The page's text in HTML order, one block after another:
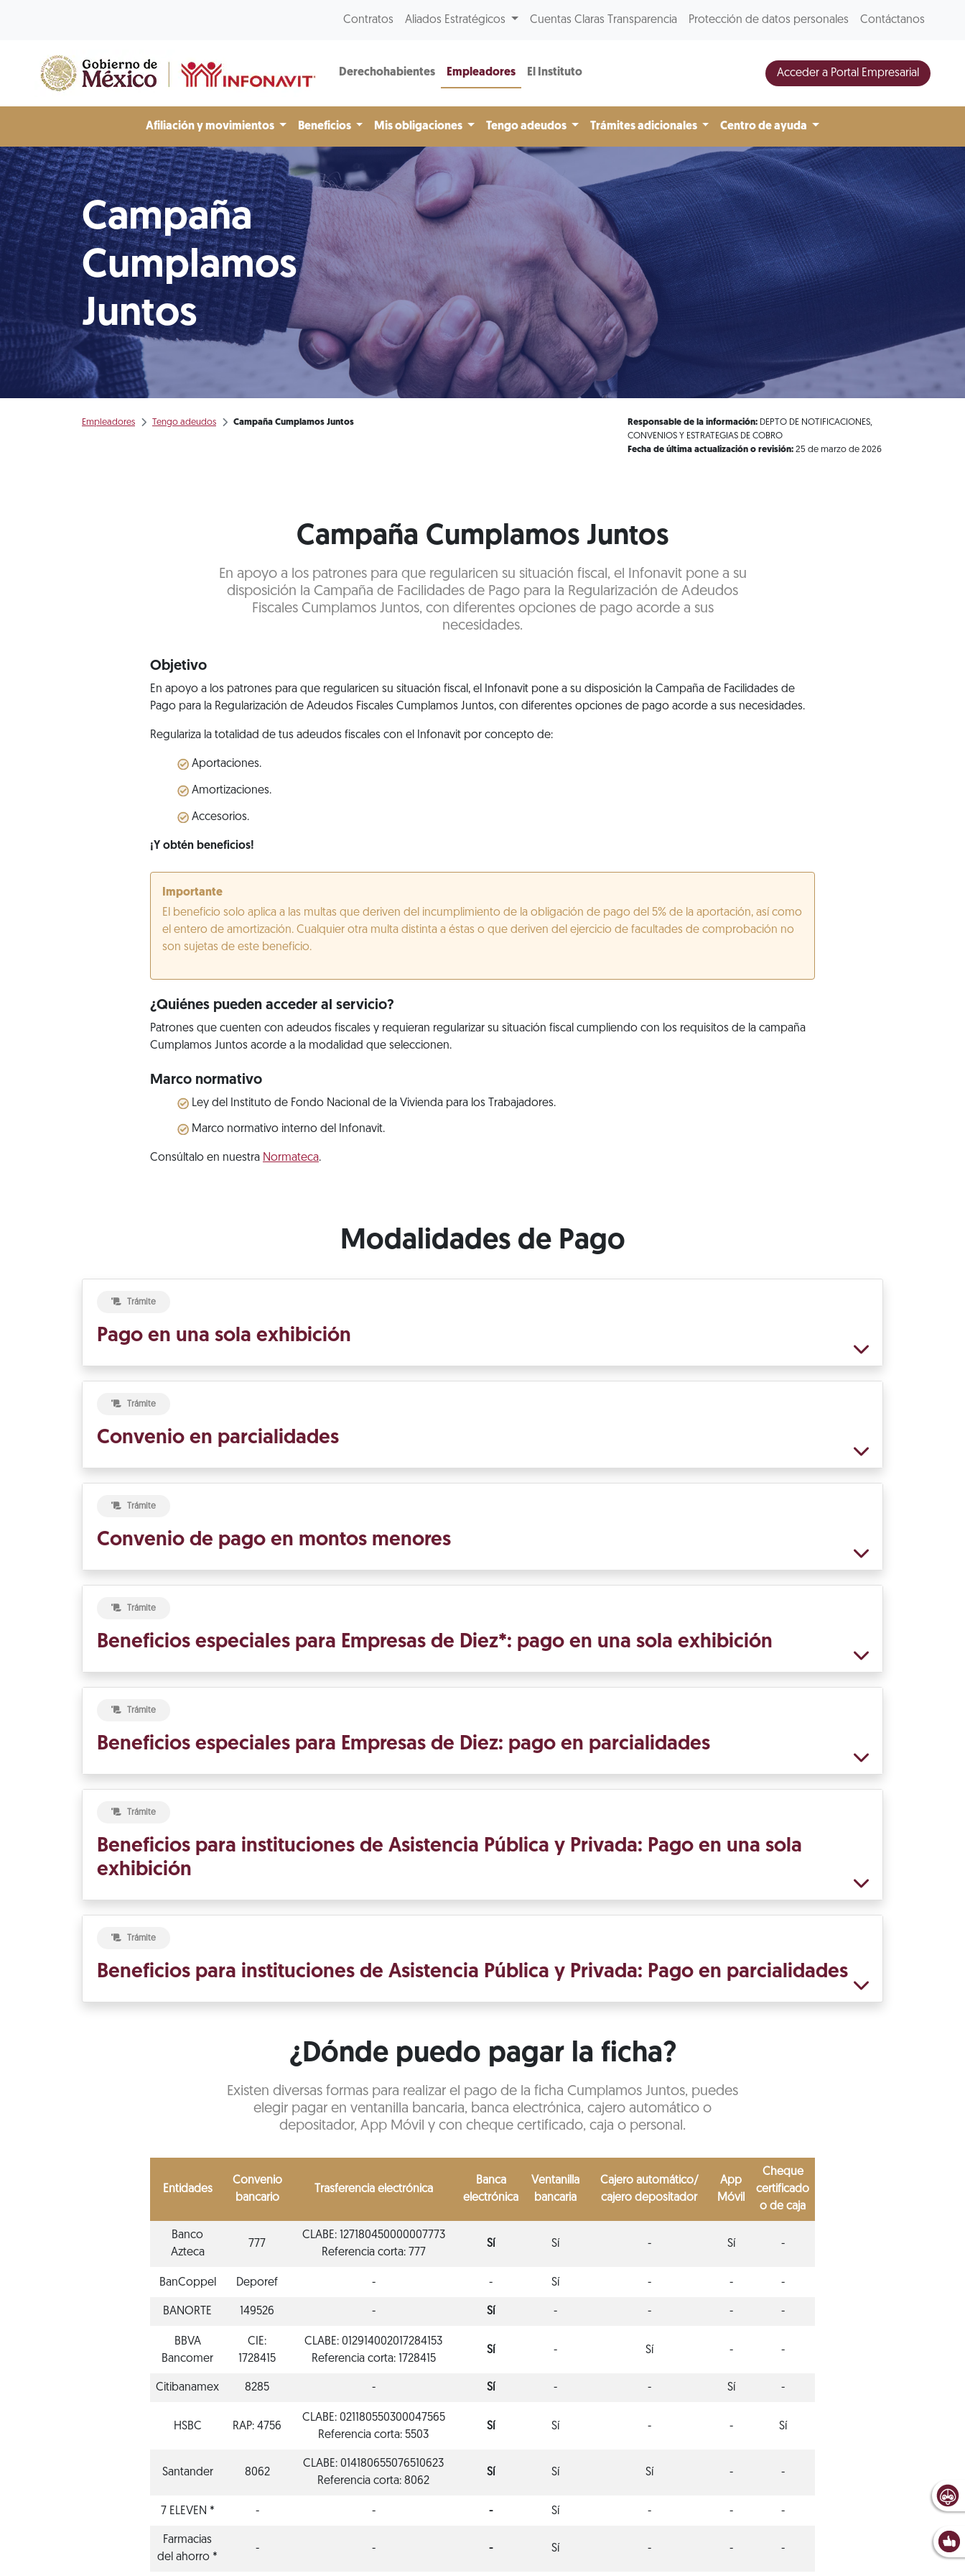
Contratos Aliados Estratégicos Cuentas Claras Transparencia Protección de datos personales Contáctanos
Derechohabientes Empleadores El Instituto Acceder a Portal Empresarial
Afiliación y movimientos Beneficios Mis obligaciones Tengo adeudos Trámites adicionales Centro de ayuda
Campaña
Cumplamos
Juntos
Empleadores Tengo adeudos Campaña Cumplamos Juntos Responsable de la información: DEPTO DE NOTIFICACIONES,
CONVENIOS Y ESTRATEGIAS DE COBRO
Fecha de última actualización o revisión: 25 de marzo de 2026
Campaña Cumplamos Juntos
En apoyo a los patrones para que regularicen su situación fiscal, el Infonavit pone a su
disposición la Campaña de Facilidades de Pago para la Regularización de Adeudos
Fiscales Cumplamos Juntos, con diferentes opciones de pago acorde a sus
necesidades.
Objetivo
En apoyo a los patrones para que regularicen su situación fiscal, el Infonavit pone a su disposición la Campaña de Facilidades de
Pago para la Regularización de Adeudos Fiscales Cumplamos Juntos, con diferentes opciones de pago acorde a sus necesidades.
Regulariza la totalidad de tus adeudos fiscales con el Infonavit por concepto de:
Aportaciones.
Amortizaciones.
Accesorios.
¡Y obtén beneficios!
Importante
El beneficio solo aplica a las multas que deriven del incumplimiento de la obligación de pago del 5% de la aportación, así como
el entero de amortización. Cualquier otra multa distinta a éstas o que deriven del ejercicio de facultades de comprobación no
son sujetas de este beneficio.
¿Quiénes pueden acceder al servicio?
Patrones que cuenten con adeudos fiscales y requieran regularizar su situación fiscal cumpliendo con los requisitos de la campaña
Cumplamos Juntos acorde a la modalidad que seleccionen.
Marco normativo
Ley del Instituto de Fondo Nacional de la Vivienda para los Trabajadores.
Marco normativo interno del Infonavit.
Consúltalo en nuestra Normateca.
Modalidades de Pago
Trámite
Pago en una sola exhibición
Trámite
Convenio en parcialidades
Trámite
Convenio de pago en montos menores
Trámite
Beneficios especiales para Empresas de Diez*: pago en una sola exhibición
Trámite
Beneficios especiales para Empresas de Diez: pago en parcialidades
Trámite
Beneficios para instituciones de Asistencia Pública y Privada: Pago en una sola
exhibición
Trámite
Beneficios para instituciones de Asistencia Pública y Privada: Pago en parcialidades
¿Dónde puedo pagar la ficha?
Existen diversas formas para realizar el pago de la ficha Cumplamos Juntos, puedes
elegir pagar en ventanilla bancaria, banca electrónica, cajero automático o
depositador, App Móvil y con cheque certificado, caja o personal.
Entidades
Convenio
bancario
Trasferencia electrónica
Banca
electrónica
Ventanilla
bancaria
Cajero automático/
cajero depositador
App
Móvil
Cheque
certificado
o de caja
Banco
Azteca
777
CLABE: 127180450000007773
Referencia corta: 777
Sí Sí - Sí -
BanCoppel Deporef - - Sí - - -
BANORTE 149526 - Sí - - - -
BBVA
Bancomer
CIE:
1728415
CLABE: 012914002017284153
Referencia corta: 1728415
Sí - Sí - -
Citibanamex 8285 - Sí - - Sí -
HSBC RAP: 4756
CLABE: 021180550300047565
Referencia corta: 5503
Sí Sí - - Sí
Santander 8062
CLABE: 014180655076510623
Referencia corta: 8062
Sí Sí Sí - -
7 ELEVEN * - - - Sí - - -
Farmacias
del ahorro *
- - - Sí - - -